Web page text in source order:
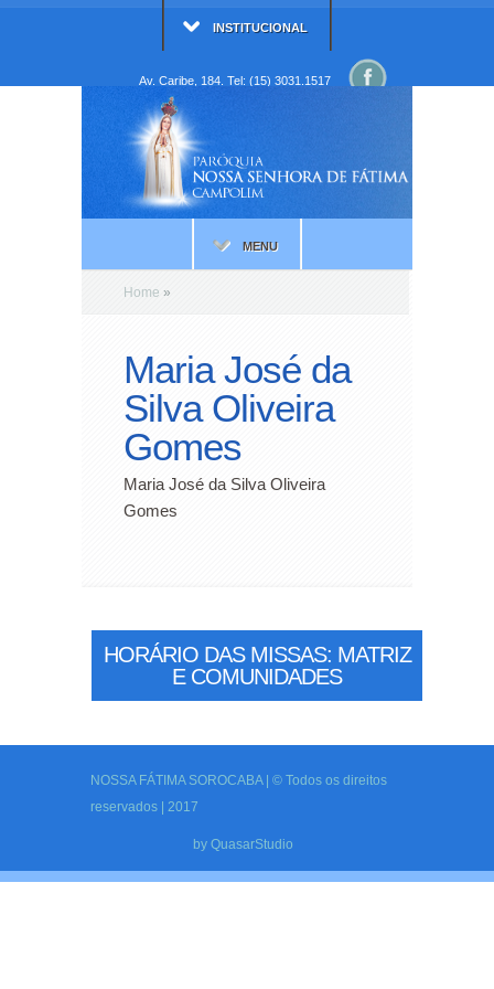
INSTITUCIONAL
Av. Caribe, 184. Tel: (15) 3031.1517
MENU
Home »
Maria José da
Silva Oliveira
Gomes
Maria José da Silva Oliveira
Gomes
HORÁRIO DAS MISSAS: MATRIZ
E COMUNIDADES
NOSSA FÁTIMA SOROCABA | © Todos os direitos
reservados | 2017
by QuasarStudio